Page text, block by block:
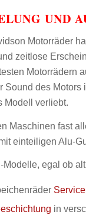
UND
Motorräder
zeitlose
Motorrädern
Sound des Motors
Modell verliebt.
Maschinen fast
einteiligen Alu-
Modelle, egal ob
Service
in